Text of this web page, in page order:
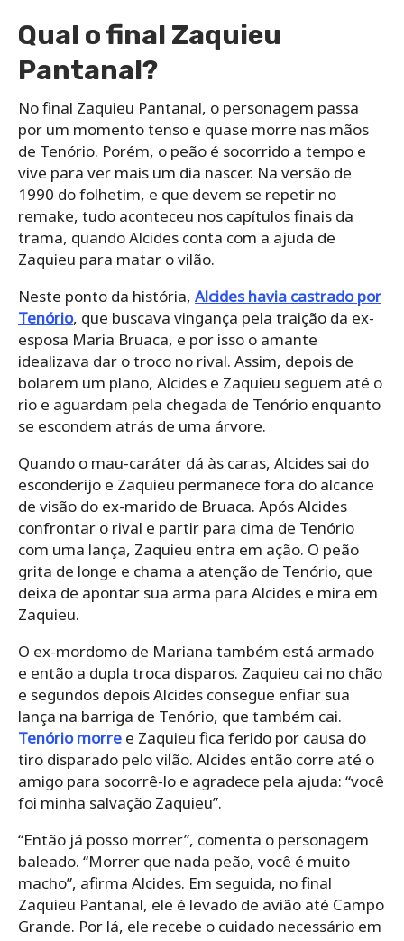
Qual o final Zaquieu
Pantanal?
No final Zaquieu Pantanal, o personagem passa
por um momento tenso e quase morre nas mãos
de Tenório. Porém, o peão é socorrido a tempo e
vive para ver mais um dia nascer. Na versão de
1990 do folhetim, e que devem se repetir no
remake, tudo aconteceu nos capítulos finais da
trama, quando Alcides conta com a ajuda de
Zaquieu para matar o vilão.
Neste ponto da história, Alcides havia castrado por
Tenório, que buscava vingança pela traição da ex-
esposa Maria Bruaca, e por isso o amante
idealizava dar o troco no rival. Assim, depois de
bolarem um plano, Alcides e Zaquieu seguem até o
rio e aguardam pela chegada de Tenório enquanto
se escondem atrás de uma árvore.
Quando o mau-caráter dá às caras, Alcides sai do
esconderijo e Zaquieu permanece fora do alcance
de visão do ex-marido de Bruaca. Após Alcides
confrontar o rival e partir para cima de Tenório
com uma lança, Zaquieu entra em ação. O peão
grita de longe e chama a atenção de Tenório, que
deixa de apontar sua arma para Alcides e mira em
Zaquieu.
O ex-mordomo de Mariana também está armado
e então a dupla troca disparos. Zaquieu cai no chão
e segundos depois Alcides consegue enfiar sua
lança na barriga de Tenório, que também cai.
Tenório morre e Zaquieu fica ferido por causa do
tiro disparado pelo vilão. Alcides então corre até o
amigo para socorrê-lo e agradece pela ajuda: “você
foi minha salvação Zaquieu”.
“Então já posso morrer”, comenta o personagem
baleado. “Morrer que nada peão, você é muito
macho”, afirma Alcides. Em seguida, no final
Zaquieu Pantanal, ele é levado de avião até Campo
Grande. Por lá, ele recebe o cuidado necessário em